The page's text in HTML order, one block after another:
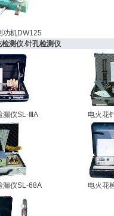
功机DW125
检测仪.针孔检测仪
漏仪SL-ⅢA 电火花
漏仪SL-68A 电火花